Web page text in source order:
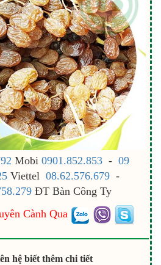
Mobi 0901.852.853- 09
Viettel 08.62.576.679-
ĐT Bàn Công Ty
Cành Qua
hệ biết thêm chi tiết